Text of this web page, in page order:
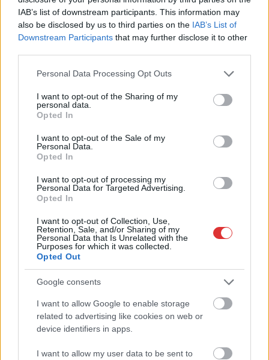
IAB’s list of downstream participants. This information may
also be disclosed by us to third parties on the IAB’s List of
Downstream Participants that may further disclose it to other
Please note that this website/app uses one or more Google
not limited to your visit or usage behaviour. You may click to
grant or deny consent to Google and its third-party tags to
use your data for below specified purposes in below Google
consent section.
Personal Data Processing Opt Outs
I want to opt-out of the Sharing of my
personal data.
Opted In
I want to opt-out of the Sale of my
Personal Data.
Opted In
I want to opt-out of processing my
Personal Data for Targeted Advertising.
Opted In
I want to opt-out of Collection, Use,
Retention, Sale, and/or Sharing of my
Personal Data that Is Unrelated with the
Purposes for which it was collected.
Opted Out
Google consents
I want to allow Google to enable storage
related to advertising like cookies on web or
device identifiers in apps.
I want to allow my user data to be sent to
2026.08.04. szol24.hu
Befejeződött a szolnoki Szentháromság-templom
felújítása
Sikeresen befejeződött Szolnok legrégebbi
templomnak a belső rekonstrukciója. A február óta tartó
szentélyfelújítás...